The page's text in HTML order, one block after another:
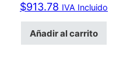
$913.78 IVA Incluido
Añadir al carrito